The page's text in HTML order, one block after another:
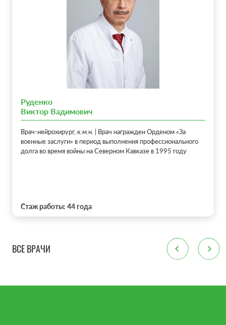
Руденко
Виктор Вадимович
Врач-нейрохирург, к.м.н. | Врач награжден Орденом «За
военные заслуги» в период выполнения профессионального
долга во время войны на Северном Кавказе в 1995 году
Стаж работы: 44 года
ВСЕ ВРАЧИ